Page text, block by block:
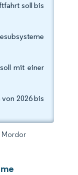
soll bis
mit einer
2026 bis
Mordor